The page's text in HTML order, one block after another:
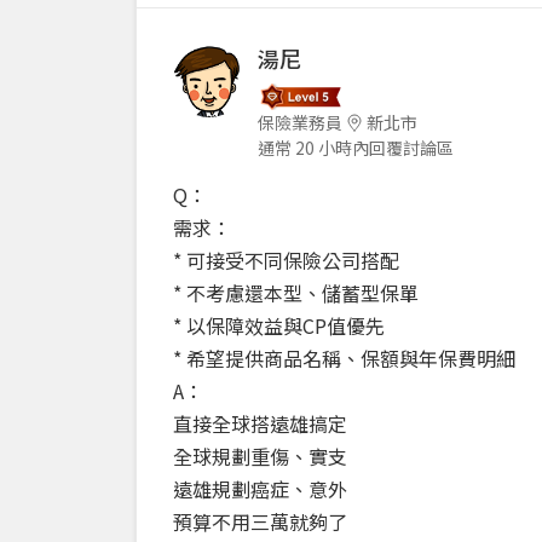
湯尼
保險業務員
新北市
通常 20 小時內回覆討論區
Q：
需求：
* 可接受不同保險公司搭配
* 不考慮還本型、儲蓄型保單
* 以保障效益與CP值優先
* 希望提供商品名稱、保額與年保費明細
A：
直接全球搭遠雄搞定
全球規劃重傷、實支
遠雄規劃癌症、意外
預算不用三萬就夠了